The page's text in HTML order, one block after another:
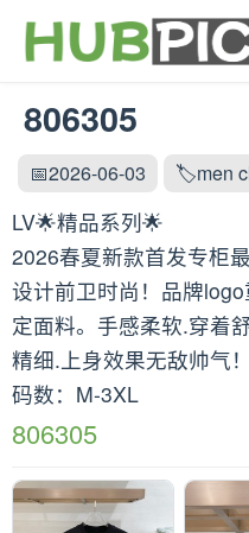
806305
📅2026-06-03 🏷️men
LV🌟精品系列🌟
2026春夏新款首发专柜
设计前卫时尚！品牌
定面料。手感柔软.穿着
精细.上身效果无敌帅气
码数：M-3XL
806305